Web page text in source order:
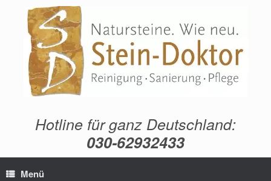
springen
Hotline für ganz Deutschland:
030-62932433
Menü